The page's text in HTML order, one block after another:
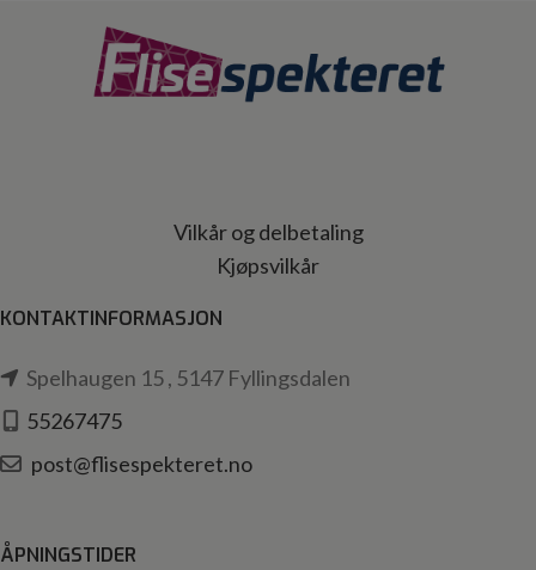
Vilkår og delbetaling
Kjøpsvilkår
KONTAKTINFORMASJON
Spelhaugen 15 , 5147 Fyllingsdalen
55267475
post@flisespekteret.no
ÅPNINGSTIDER